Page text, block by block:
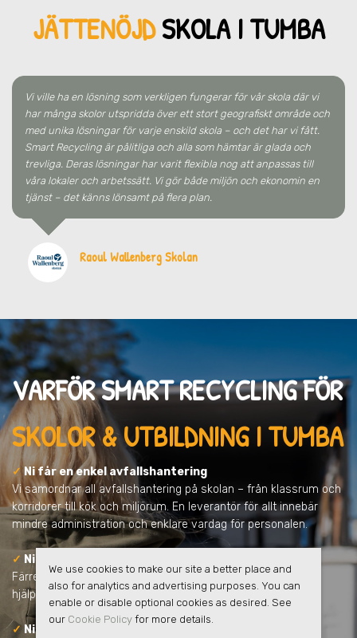
JÄTTENÖJDSKOLA I TUMBA
Vi ville ha en lösning som verkligen fungerar för vår skola där vi
har många skolor utspridda över ett stort geografiskt område och
med unika lösningar för varje enskild skola – och det har vi fått.
Smart Recycling är pålitliga och alla som hämtar är glada och
trevliga. Deras lösningar har varit flexibla nog att anpassas till
våra lokaler och arbetssätt. Vi gör både miljön och ekonomin en
tjänst – det känns lönsamt på flera plan.
Raoul Wallenberg Skolan
VARFÖR SMART RECYCLING FÖR
SKOLOR & UTBILDNING I TUMBA
✓ Ni får en enkel avfallshantering
Vi samordnar all avfallshantering på skolan – från klassrum och
korridorer till kök och miljörum. En leverantör för allt innebär
mindre administration och enklare vardag för personalen.
✓ Ni minskar skolans klimatpåverkan
Färre transporter, tydligare sortering och ökad återvinning
hjälper skolan att minska koldioxidutsläppen.
✓ Ni får full kontroll och tydlig rapportering
We use cookies to make our site a better place and
also for analytics and advertising purposes. You can
enable or disable optional cookies as desired. See
our Cookie Policyfor more details.